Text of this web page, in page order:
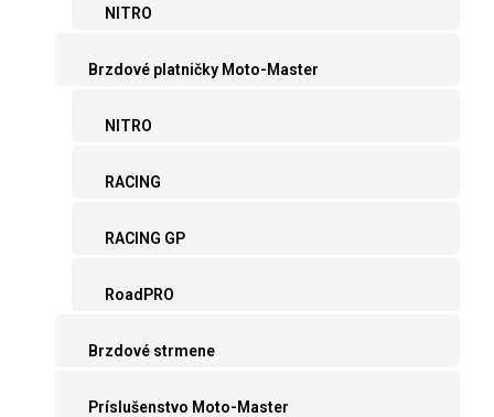
NITRO
Brzdové platničky Moto-Master
NITRO
RACING
RACING GP
RoadPRO
Brzdové strmene
Príslušenstvo Moto-Master